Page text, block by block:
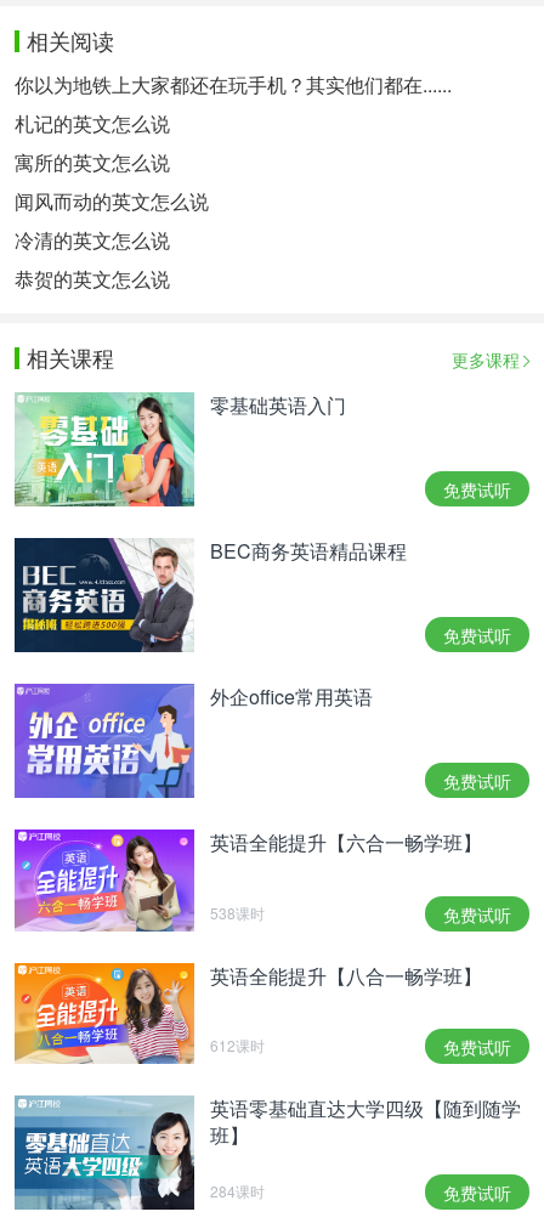
相关阅读
你以为地铁上大家都还在玩手机？其实他们都在......
札记的英文怎么说
寓所的英文怎么说
闻风而动的英文怎么说
冷清的英文怎么说
恭贺的英文怎么说
相关课程 更多课程
零基础英语入门
免费试听
BEC商务英语精品课程
免费试听
外企office常用英语
免费试听
英语全能提升【六合一畅学班】
538课时 免费试听
英语全能提升【八合一畅学班】
612课时 免费试听
英语零基础直达大学四级【随到随学
班】
284课时 免费试听